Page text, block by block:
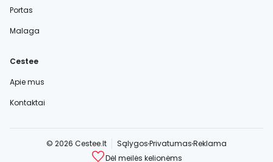
Portas
Malaga
Cestee
Apie mus
Kontaktai
© 2026 Cestee.lt SąlygosPrivatumasReklama
Dėl meilės kelionėms